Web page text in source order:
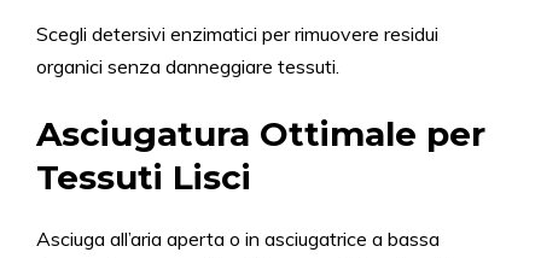
Scegli detersivi enzimatici per rimuovere residui
organici senza danneggiare tessuti.
Asciugatura Ottimale per
Tessuti Lisci
Asciuga all’aria aperta o in asciugatrice a bassa